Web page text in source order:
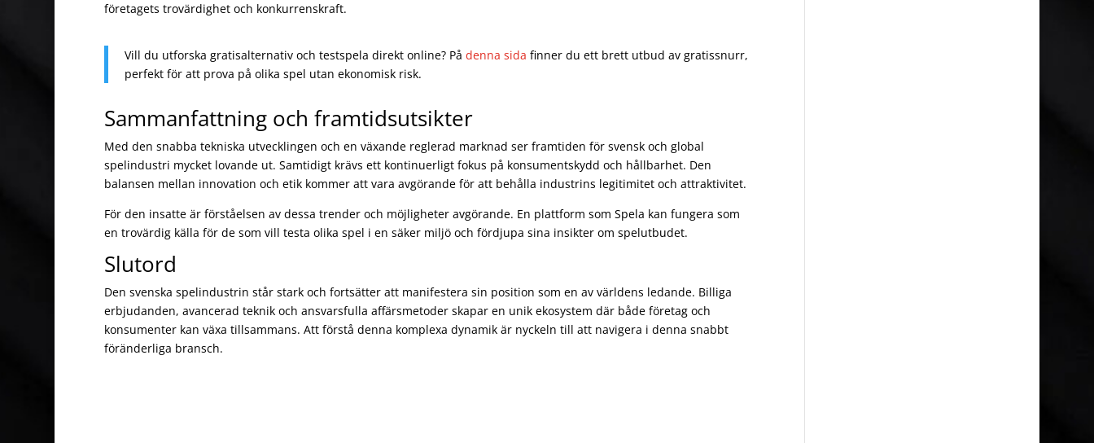
företagets trovärdighet och konkurrenskraft.
Vill du utforska gratisalternativ och testspela direkt online? På denna sida finner du ett brett utbud av gratissnurr,
perfekt för att prova på olika spel utan ekonomisk risk.
Sammanfattning och framtidsutsikter
Med den snabba tekniska utvecklingen och en växande reglerad marknad ser framtiden för svensk och global
spelindustri mycket lovande ut. Samtidigt krävs ett kontinuerligt fokus på konsumentskydd och hållbarhet. Den
balansen mellan innovation och etik kommer att vara avgörande för att behålla industrins legitimitet och attraktivitet.
För den insatte är förståelsen av dessa trender och möjligheter avgörande. En plattform som Spela kan fungera som
en trovärdig källa för de som vill testa olika spel i en säker miljö och fördjupa sina insikter om spelutbudet.
Slutord
Den svenska spelindustrin står stark och fortsätter att manifestera sin position som en av världens ledande. Billiga
erbjudanden, avancerad teknik och ansvarsfulla affärsmetoder skapar en unik ekosystem där både företag och
konsumenter kan växa tillsammans. Att förstå denna komplexa dynamik är nyckeln till att navigera i denna snabbt
föränderliga bransch.